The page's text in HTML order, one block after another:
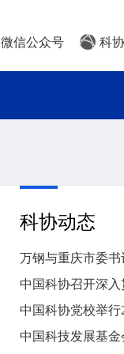
微信公众号 科
科协动态
中国科协党校举